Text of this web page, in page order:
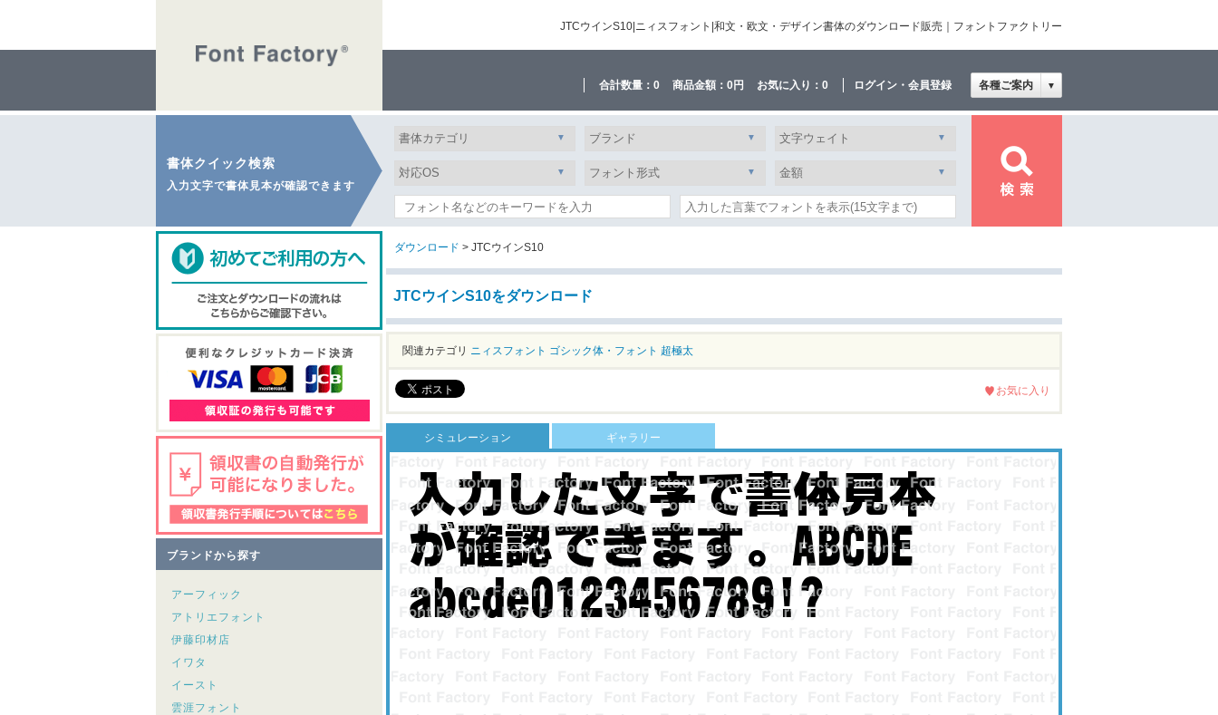
JTCウインS10|ニィスフォント|和文・欧文・デザイン書体のダウンロード販売｜フォントファクトリー
合計数量： 0 商品金額： 0円 お気に入り： 0 ログイン・会員登録 各種ご案内 ▼
書体クイック検索
入力文字で書体見本が確認できます
ブランドから探す
アーフィック
アトリエフォント
伊藤印材店
イワタ
イースト
雲涯フォント
ダウンロード > JTCウインS10
JTCウインS10をダウンロード
関連カテゴリ ニィスフォント ゴシック体・フォント 超極太
お気に入り
シミュレーション ギャラリー